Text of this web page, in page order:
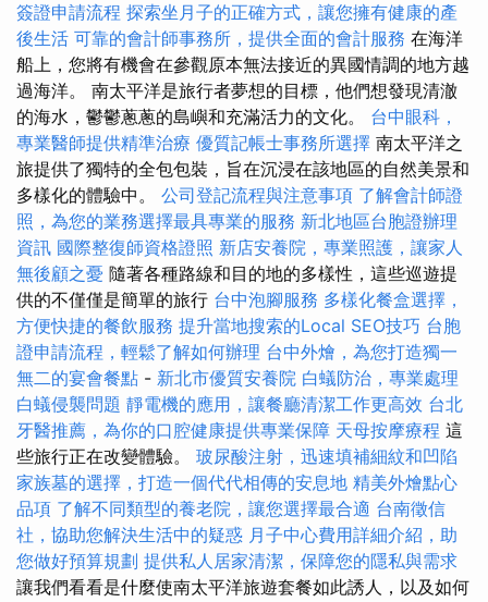
簽證申請流程 探索坐月子的正確方式，讓您擁有健康的產
後生活 可靠的會計師事務所，提供全面的會計服務 在海洋
船上，您將有機會在參觀原本無法接近的異國情調的地方越
過海洋。 南太平洋是旅行者夢想的目標，他們想發現清澈
的海水，鬱鬱蔥蔥的島嶼和充滿活力的文化。 台中眼科，
專業醫師提供精準治療 優質記帳士事務所選擇 南太平洋之
旅提供了獨特的全包包裝，旨在沉浸在該地區的自然美景和
多樣化的體驗中。 公司登記流程與注意事項 了解會計師證
照，為您的業務選擇最具專業的服務 新北地區台胞證辦理
資訊 國際整復師資格證照 新店安養院，專業照護，讓家人
無後顧之憂 隨著各種路線和目的地的多樣性，這些巡遊提
供的不僅僅是簡單的旅行 台中泡腳服務 多樣化餐盒選擇，
方便快捷的餐飲服務 提升當地搜索的Local SEO技巧 台胞
證申請流程，輕鬆了解如何辦理 台中外燴，為您打造獨一
無二的宴會餐點 - 新北市優質安養院 白蟻防治，專業處理
白蟻侵襲問題 靜電機的應用，讓餐廳清潔工作更高效 台北
牙醫推薦，為你的口腔健康提供專業保障 天母按摩療程 這
些旅行正在改變體驗。 玻尿酸注射，迅速填補細紋和凹陷
家族墓的選擇，打造一個代代相傳的安息地 精美外燴點心
品項 了解不同類型的養老院，讓您選擇最合適 台南徵信
社，協助您解決生活中的疑惑 月子中心費用詳細介紹，助
您做好預算規劃 提供私人居家清潔，保障您的隱私與需求
讓我們看看是什麼使南太平洋旅遊套餐如此誘人，以及如何